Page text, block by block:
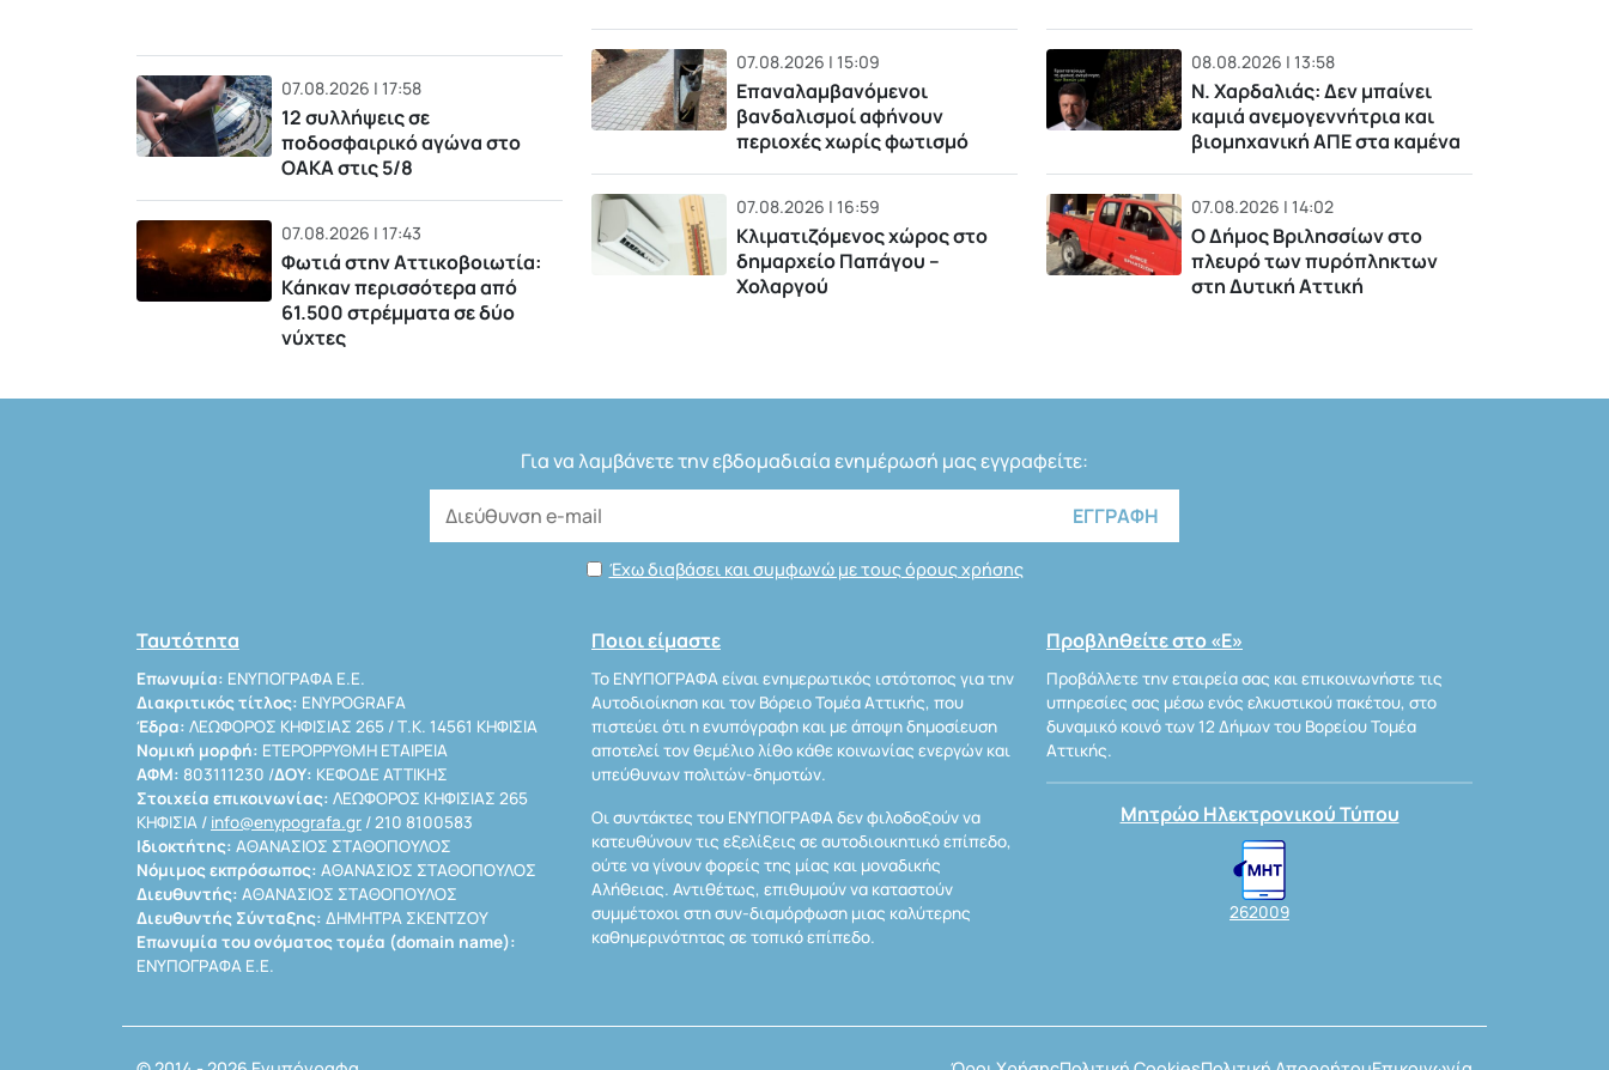
07.08.2026 | 17:58
12 συλλήψεις σε
ποδοσφαιρικό αγώνα στο
ΟΑΚΑ στις 5/8
07.08.2026 | 17:43
Φωτιά στην Αττικοβοιωτία:
Kάηκαν περισσότερα από
61.500 στρέμματα σε δύο
νύχτες
07.08.2026 | 15:09
Επαναλαμβανόμενοι
βανδαλισμοί αφήνουν
περιοχές χωρίς φωτισμό
07.08.2026 | 16:59
Κλιματιζόμενος χώρος στο
δημαρχείο Παπάγου –
Χολαργού
08.08.2026 | 13:58
Ν. Χαρδαλιάς: Δεν μπαίνει
καμιά ανεμογεννήτρια και
βιομηχανική ΑΠΕ στα καμένα
07.08.2026 | 14:02
Ο Δήμος Βριλησσίων στο
πλευρό των πυρόπληκτων
στη Δυτική Αττική
Για να λαμβάνετε την εβδομαδιαία ενημέρωσή μας εγγραφείτε:
Έχω διαβάσει και συμφωνώ με τους όρους χρήσης
Ταυτότητα
Επωνυμία: ΕΝΥΠΟΓΡΑΦΑ Ε.Ε.
Διακριτικός τίτλος: ENYPOGRAFA
Έδρα: ΛΕΩΦΟΡΟΣ ΚΗΦΙΣΙΑΣ 265 / Τ.Κ. 14561 ΚΗΦΙΣΙΑ
Νομική μορφή: ΕΤΕΡΟΡΡΥΘΜΗ ΕΤΑΙΡΕΙΑ
ΑΦΜ: 803111230 /ΔΟΥ: ΚΕΦΟΔΕ ΑΤΤΙΚΗΣ
Στοιχεία επικοινωνίας: ΛΕΩΦΟΡΟΣ ΚΗΦΙΣΙΑΣ 265
ΚΗΦΙΣΙΑ / info@enypografa.gr / 210 8100583
Ιδιοκτήτης: ΑΘΑΝΑΣΙΟΣ ΣΤΑΘΟΠΟΥΛΟΣ
Νόμιμος εκπρόσωπος: ΑΘΑΝΑΣΙΟΣ ΣΤΑΘΟΠΟΥΛΟΣ
Διευθυντής: ΑΘΑΝΑΣΙΟΣ ΣΤΑΘΟΠΟΥΛΟΣ
Διευθυντής Σύνταξης: ΔΗΜΗΤΡΑ ΣΚΕΝΤΖΟΥ
Επωνυμία του ονόματος τομέα (domain name):
ΕΝΥΠΟΓΡΑΦΑ Ε.Ε.
Ποιοι είμαστε
Το ΕΝΥΠΟΓΡΑΦΑ είναι ενημερωτικός ιστότοπος για την
Αυτοδιοίκηση και τον Βόρειο Τομέα Αττικής, που
πιστεύει ότι η ενυπόγραφη και με άποψη δημοσίευση
αποτελεί τον θεμέλιο λίθο κάθε κοινωνίας ενεργών και
υπεύθυνων πολιτών-δημοτών.
Οι συντάκτες του ΕΝΥΠΟΓΡΑΦΑ δεν φιλοδοξούν να
κατευθύνουν τις εξελίξεις σε αυτοδιοικητικό επίπεδο,
ούτε να γίνουν φορείς της μίας και μοναδικής
Αλήθειας. Αντιθέτως, επιθυμούν να καταστούν
συμμέτοχοι στη συν-διαμόρφωση μιας καλύτερης
καθημερινότητας σε τοπικό επίπεδο.
Προβληθείτε στο «Ε»
Προβάλλετε την εταιρεία σας και επικοινωνήστε τις
υπηρεσίες σας μέσω ενός ελκυστικού πακέτου, στο
δυναμικό κοινό των 12 Δήμων του Βορείου Τομέα
Αττικής.
Μητρώο Ηλεκτρονικού Τύπου
262009